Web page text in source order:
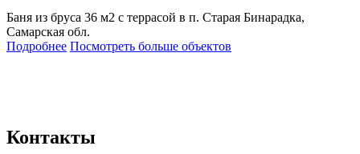
Баня из бруса 36 м2 с террасой в п. Старая Бинарадка,
Самарская обл.
Подробнее Посмотреть больше объектов
Контакты